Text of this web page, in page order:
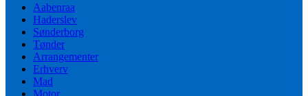
Aabenraa
Haderslev
Sønderborg
Tønder
Arrangementer
Erhverv
Mad
Motor